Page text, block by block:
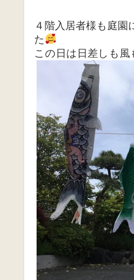
４階入居者様も庭
た
この日は日差しも